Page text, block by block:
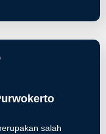
salah